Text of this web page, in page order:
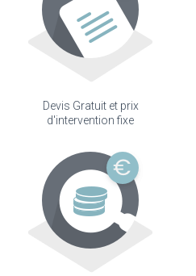
Devis Gratuit et prix
d'intervention fixe